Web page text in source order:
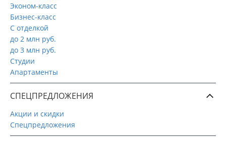
Эконом-класс
Бизнес-класс
С отделкой
до 2 млн руб.
до 3 млн руб.
Студии
Апартаменты
СПЕЦПРЕДЛОЖЕНИЯ
Акции и скидки
Спецпредложения